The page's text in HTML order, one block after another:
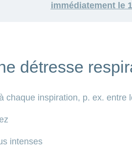
immédiatement le
détresse
chaque inspiration, p. ex. entre
intenses